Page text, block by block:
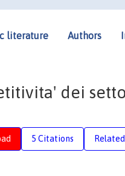
literature Authors
dei
5 Citations